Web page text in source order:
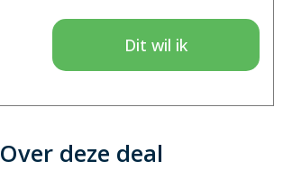
Dit wil ik
Over deze deal